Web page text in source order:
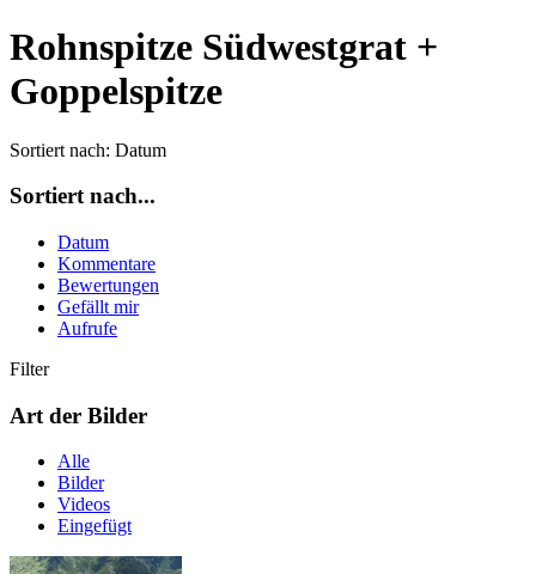
Rohnspitze Südwestgrat +
Goppelspitze
Sortiert nach: Datum
Sortiert nach...
Datum
Kommentare
Bewertungen
Gefällt mir
Aufrufe
Filter
Art der Bilder
Alle
Bilder
Videos
Eingefügt